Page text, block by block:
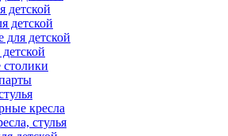
детской
детской
детской
столики
кресла
стулья